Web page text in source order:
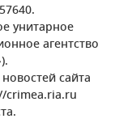
унитарное
агентство
сайта
crimea.ria.ru